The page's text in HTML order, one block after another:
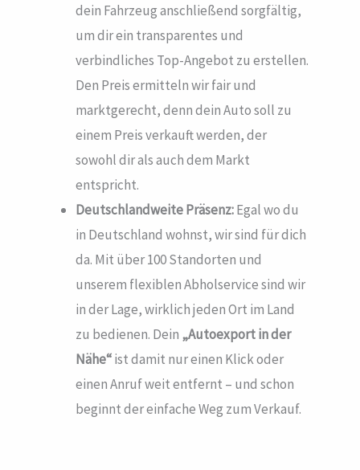
dein Fahrzeug anschließend sorgfältig,
um dir ein transparentes und
verbindliches Top-Angebot zu erstellen.
Den Preis ermitteln wir fair und
marktgerecht, denn dein Auto soll zu
einem Preis verkauft werden, der
sowohl dir als auch dem Markt
entspricht.
Deutschlandweite Präsenz:Egal wo du
in Deutschland wohnst, wir sind für dich
da. Mit über 100 Standorten und
unserem flexiblen Abholservice sind wir
in der Lage, wirklich jeden Ort im Land
zu bedienen. Dein „Autoexport in der
Nähe“ist damit nur einen Klick oder
einen Anruf weit entfernt – und schon
beginnt der einfache Weg zum Verkauf.